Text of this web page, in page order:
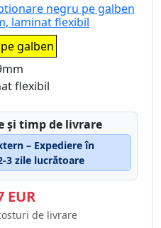
negru pe galben
laminat flexibil
galben
flexibil
și timp de livrare
– Expediere în
3 zile lucrătoare
EUR
de livrare